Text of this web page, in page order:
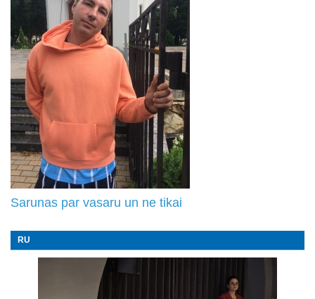
Sarunas par vasaru un ne tikai
RU